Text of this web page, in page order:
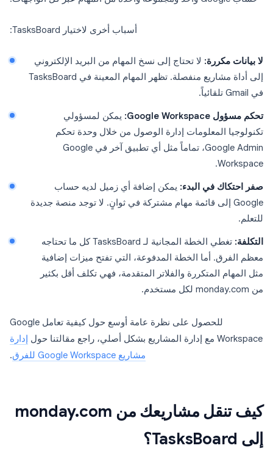
أسباب أخرى لاختيار TasksBoard:
لا بيانات مكررة: لا تحتاج إلى نسخ المهام من البريد الإلكتروني
إلى أداة مشاريع منفصلة. تظهر المهام المعينة في TasksBoard
في Gmail تلقائياً.
تحكم مسؤول Google Workspace:
يمكن لمسؤولي
تكنولوجيا المعلومات إدارة الوصول من خلال وحدة تحكم
Google Admin، تماماً مثل أي تطبيق آخر في Google
Workspace.
صفر احتكاك في البدء: يمكن إضافة أي زميل لديه حساب
Google إلى قائمة مهام مشتركة في ثوانٍ. لا توجد منصة جديدة
للتعلم.
التكلفة:
تغطي الخطة المجانية لـ TasksBoard كل ما تحتاجه
معظم الفرق. أما الخطة المدفوعة، التي تفتح ميزات إضافية
مثل المهام المتكررة والفلاتر المتقدمة، فهي تكلف أقل بكثير
من monday.com لكل مستخدم.
للحصول على نظرة عامة أوسع حول كيفية تعامل Google
Workspace مع إدارة المشاريع بشكل أصلي، راجع مقالتنا حول
إدارة
مشاريع Google Workspace للفرق
.
كيف تنقل مشاريعك من monday.com
إلى TasksBoard؟